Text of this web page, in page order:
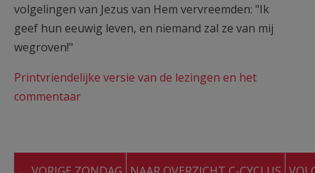
volgelingen van Jezus van Hem vervreemden: "Ik
geef hun eeuwig leven, en niemand zal ze van mij
wegroven!"
Printvriendelijke versie van de lezingen en het
commentaar